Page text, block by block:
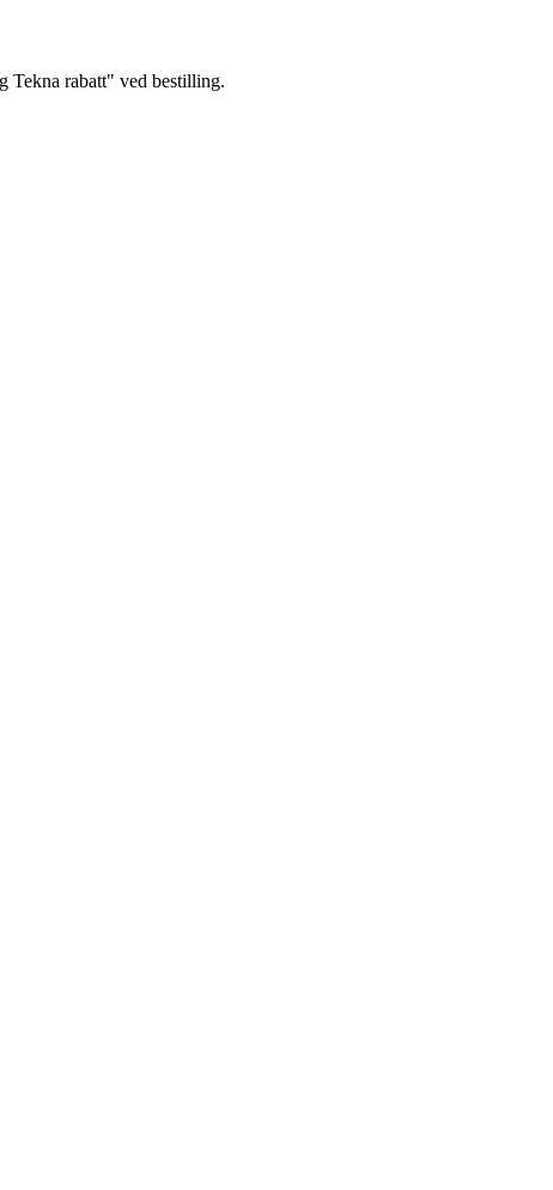
Tekna rabatt" ved bestilling.